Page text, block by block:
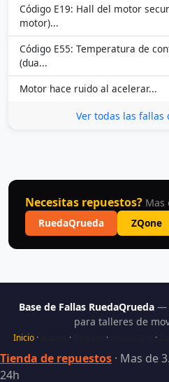
Código E19: Hall del motor
motor)...
Código E55: Temperatura de
(dua...
Motor hace ruido al acelerar...
Ver todas las fallas
Necesitas repuestos? Mas
RuedaQrueda
ZQone
Base de Fallas RuedaQrueda —
para talleres de
Inicio · · · ·
Tienda de repuestos · Mas de
24h